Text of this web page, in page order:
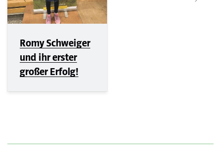
Romy Schweiger
und ihr erster
großer Erfolg!